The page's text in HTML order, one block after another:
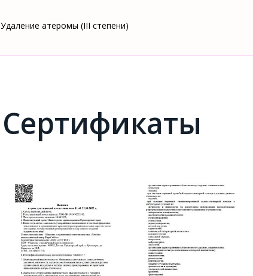
Удаление атеромы (III степени)
Сертификаты